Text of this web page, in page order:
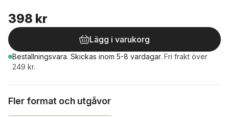
398 kr
Lägg i varukorg
Beställningsvara. Skickas inom 5-8 vardagar. Fri frakt över
249 kr.
Fler format och utgåvor